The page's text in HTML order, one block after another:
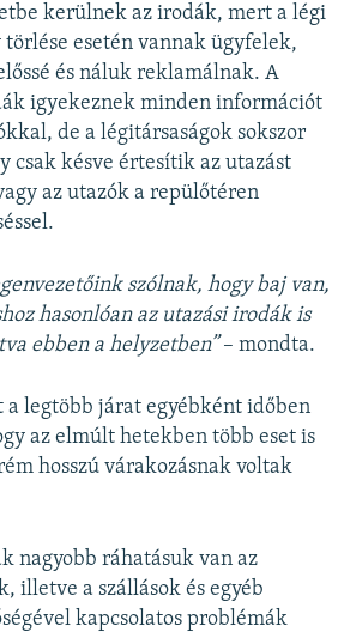
kerülnek az irodák, mert a légi
törlése esetén vannak ügyfelek,
és náluk reklamálnak. A
igyekeznek minden információt
de a légitársaságok sokszor
csak késve értesítik az utazást
az utazók a repülőtéren
szólnak, hogy baj van,
hasonlóan az utazási irodák is
ebben a helyzetben”– mondta.
legtöbb járat egyébként időben
az elmúlt hetekben több eset is
hosszú várakozásnak voltak
nagyobb ráhatásuk van az
illetve a szállások és egyéb
kapcsolatos problémák